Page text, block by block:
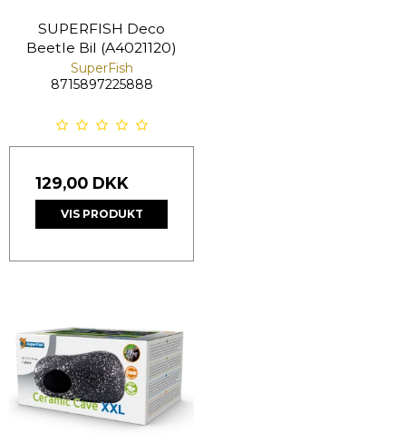
SUPERFISH Deco
Beetle Bil (A4021120)
SuperFish
8715897225888
129,00 DKK
VIS PRODUKT